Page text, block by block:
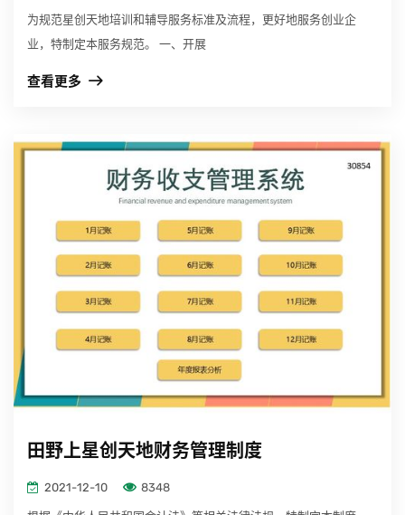
为规范星创天地培训和辅导服务标准及流程，更好地服务创业企
业，特制定本服务规范。 一、开展
查看更多
田野上星创天地财务管理制度
2021-12-10 8348